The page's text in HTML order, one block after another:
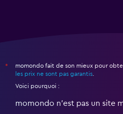
*
momondo fait de son mieux pour
les prix ne sont pas garantis
Voici pourquoi :
momondo n'est pas un site